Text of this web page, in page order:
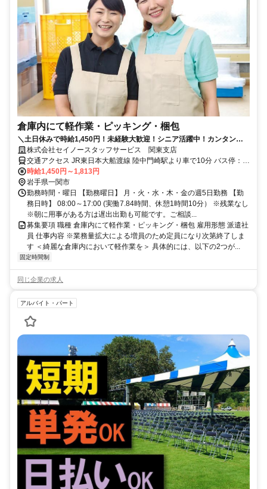
倉庫内にて軽作業・ピッキング・梱包
＼土日休みで時給1,450円！未経験大歓迎！シニア活躍中！カンタン梱
包・軽作業で年齢制限なし！
株式会社セイノースタッフサービス 関東支店
交通アクセス JR東日本大船渡線 陸中門崎駅より車で10分 バス停：藤
沢一関線大久保［一関市川崎町］より徒歩1km 【通勤方法】 車通勤
可（駐車場無料） バイク・自転車可 公共交通機関
時給1,450円～1,813円
岩手県一関市
勤務時間・曜日 【勤務曜日】 月・火・水・木・金の週5日勤務 【勤
務日時】 08:00～17:00 (実働7.84時間、休憩1時間10分） ※残業なし
※朝に用事がある方は遅出出勤も可能です。ご相談...
募集要項 職種 倉庫内にて軽作業・ピッキング・梱包 雇用形態 派遣社
員 仕事内容 ※業務量拡大による増員のため定員になり次第終了しま
す ＜綺麗な倉庫内において軽作業を＞ 具体的には、以下の2つが...
固定時間制
同じ企業の求人
アルバイト・パート